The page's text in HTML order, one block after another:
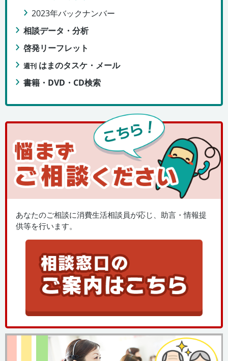
2023年バックナンバー
相談データ・分析
啓発リーフレット
週刊 はまのタスケ・メール
書籍・DVD・CD検索
あなたのご相談に消費生活相談員が応じ、助言・情報提
供等を行います。